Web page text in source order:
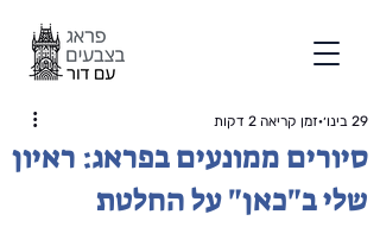
סיורים ממונעים בפראג: ראיון
שלי ב"כאן" על החלטת
29 בינו׳ זמן קריאה 2 דקות